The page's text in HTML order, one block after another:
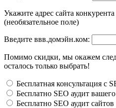
Укажите адрес сайта
(необязательное поле)
Введите ввв.домэйн.ком:
Помимо скидки, мы окажем
осталось только выбрать!
Бесплатная консультация с
Бесплатно SEO аудит вашего
Бесплатно SEO аудит